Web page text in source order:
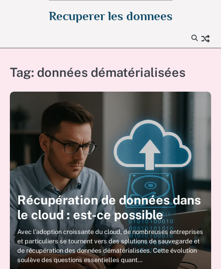
Recuperer les donnees
Tag: données dématérialisées
Récupération de données dans
le cloud : est-ce possible
Avec l’adoption croissante du cloud, de nombreuses entreprises
et particuliers se tournent vers des solutions de sauvegarde et
de récupération des données dématérialisées. Cette évolution
soulève des questions essentielles quant…